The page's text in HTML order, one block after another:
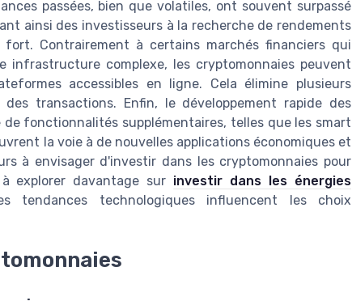
passées, bien que volatiles, ont souvent surpassé
ainsi des investisseurs à la recherche de rendements
Contrairement à certains marchés financiers qui
infrastructure complexe, les cryptomonnaies peuvent
accessibles en ligne. Cela élimine plusieurs
transactions. Enfin, le développement rapide des
fonctionnalités supplémentaires, telles que les smart
la voie à de nouvelles applications économiques et
à envisager d'investir dans les cryptomonnaies pour
explorer davantage sur investir dans les énergies
tendances technologiques influencent les choix